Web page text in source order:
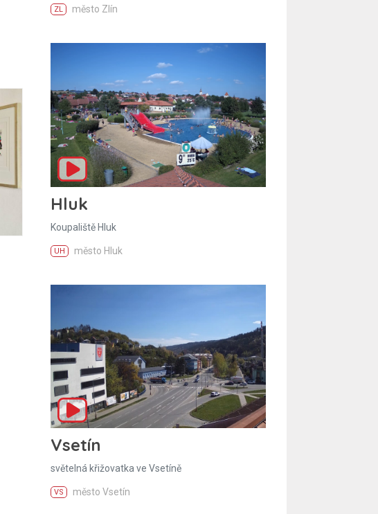
ZL město Zlín
Hluk
Koupaliště Hluk
UH město Hluk
Vsetín
světelná křižovatka ve Vsetíně
VS město Vsetín